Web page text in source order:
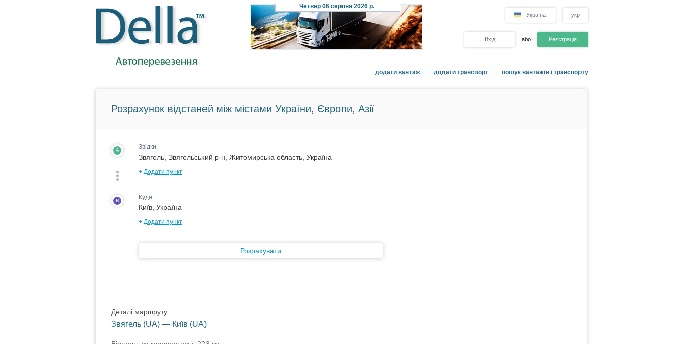
Четвер 06 серпня 2026 р.
Україна укр
Вхід або Реєстрація
додати вантаж додати транспорт пошук вантажів і транспорту
Розрахунок відстаней між містами України, Європи, Азії
A Звідки
+ Додати пункт
B Куди
+ Додати пункт
Розрахувати
Деталі маршруту:
Звягель (UA) — Київ (UA)